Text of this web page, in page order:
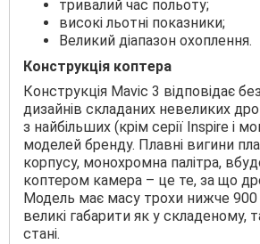
тривалий час польоту;
високі льотні показники;
Великий діапазон охоплення.
Конструкція коптера
Конструкція Mavic 3 відповідає
дизайнів складаних невеликих
з найбільших (крім серії Inspire і
моделей бренду. Плавні вигини
корпусу, монохромна палітра,
коптером камера – це те, за що
Модель має масу трохи нижче 900
великі габарити як у складеному,
стані.